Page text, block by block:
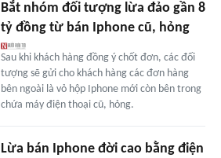
Bắt nhóm đối tượng lừa đảo gần 8
tỷ đồng từ bán Iphone cũ, hỏng
Sau khi khách hàng đồng ý chốt đơn, các đối
tượng sẽ gửi cho khách hàng các đơn hàng
bên ngoài là vỏ hộp Iphone mới còn bên trong
chứa máy điện thoại cũ, hỏng.
Lừa bán Iphone đời cao bằng điện